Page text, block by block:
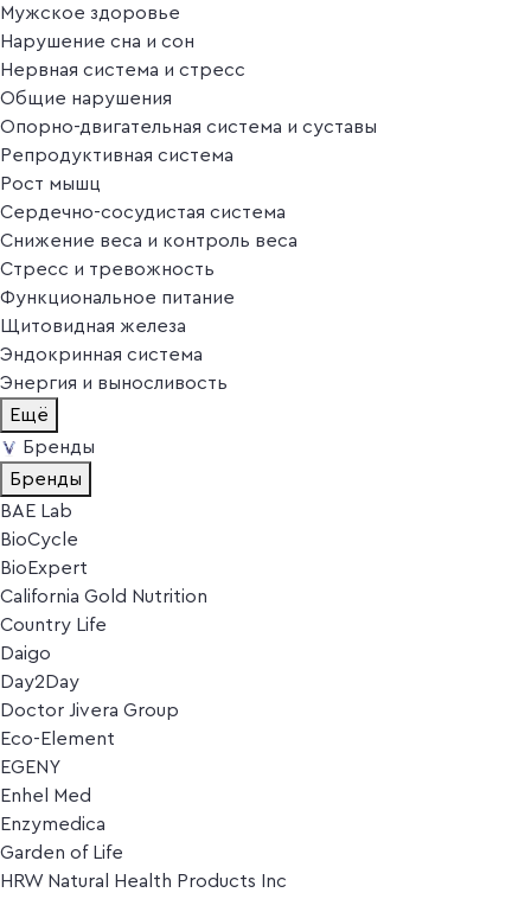
Мужское здоровье
Нарушение сна и сон
Нервная система и стресс
Общие нарушения
Опорно-двигательная система и суставы
Репродуктивная система
Рост мышц
Сердечно-сосудистая система
Снижение веса и контроль веса
Стресс и тревожность
Функциональное питание
Щитовидная железа
Эндокринная система
Энергия и выносливость
Ещё
Бренды
Бренды
BAE Lab
BioCycle
BioExpert
California Gold Nutrition
Country Life
Daigo
Day2Day
Doctor Jivera Group
Eco-Element
EGENY
Enhel Med
Enzymedica
Garden of Life
HRW Natural Health Products Inc